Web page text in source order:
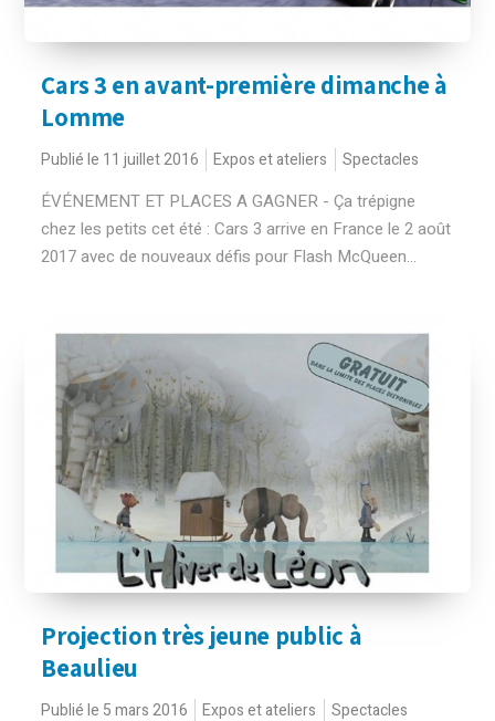
Cars 3 en avant-première dimanche à
Lomme
Publié le 11 juillet 2016 Expos et ateliers Spectacles
ÉVÉNEMENT ET PLACES A GAGNER - Ça trépigne
chez les petits cet été : Cars 3 arrive en France le 2 août
2017 avec de nouveaux défis pour Flash McQueen...
Projection très jeune public à
Beaulieu
Publié le 5 mars 2016 Expos et ateliers Spectacles